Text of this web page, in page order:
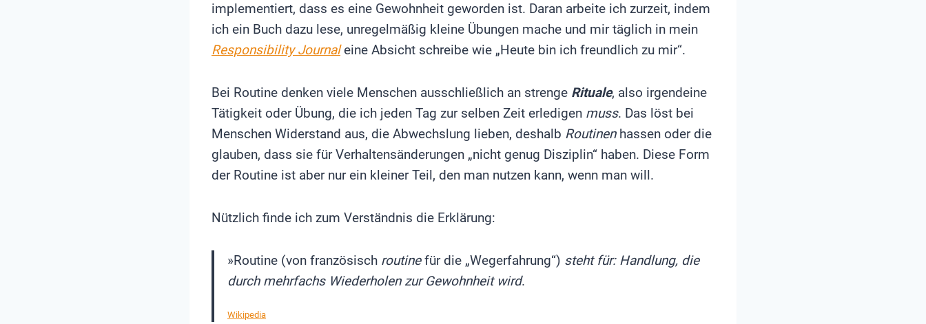
implementiert, dass es eine Gewohnheit geworden ist. Daran arbeite ich zurzeit, indem
ich ein Buch dazu lese, unregelmäßig kleine Übungen mache und mir täglich in mein
Responsibility Journaleine Absicht schreibe wie „Heute bin ich freundlich zu mir“.
Bei Routine denken viele Menschen ausschließlich an strenge Rituale, also irgendeine
Tätigkeit oder Übung, die ich jeden Tag zur selben Zeit erledigen muss. Das löst bei
Menschen Widerstand aus, die Abwechslung lieben, deshalb Routinenhassen oder die
glauben, dass sie für Verhaltensänderungen „nicht genug Disziplin“ haben. Diese Form
der Routine ist aber nur ein kleiner Teil, den man nutzen kann, wenn man will.
Nützlich finde ich zum Verständnis die Erklärung:
»Routine (von französisch routinefür die „Wegerfahrung“) steht für: Handlung, die
durch mehrfachs Wiederholen zur Gewohnheit wird.
Wikipedia